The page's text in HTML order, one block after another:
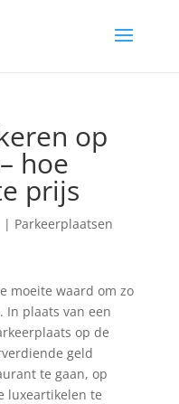
op
hoe
prijs
| Parkeerplaatsen
moeite waard om zo
In plaats van een
op de
geld
te gaan, op
luxeartikelen te